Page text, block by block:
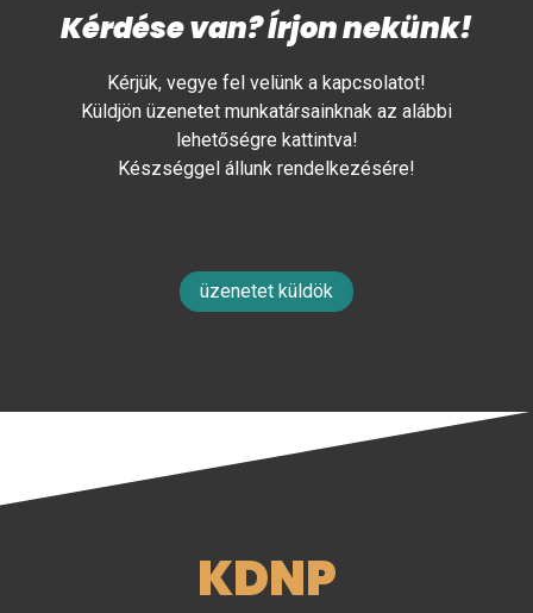
Kérdése van? Írjon nekünk!
Kérjük, vegye fel velünk a kapcsolatot!
Küldjön üzenetet munkatársainknak az alábbi
lehetőségre kattintva!
Készséggel állunk rendelkezésére!
üzenetet küldök
KDNP